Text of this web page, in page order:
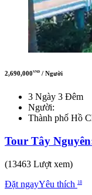
2,690,000VND / Người
3 Ngày 3 Đêm
Người:
Thành phố Hồ
Tour Tây
(13463 Lượt xem)
Đặt ngayYêu thích 18